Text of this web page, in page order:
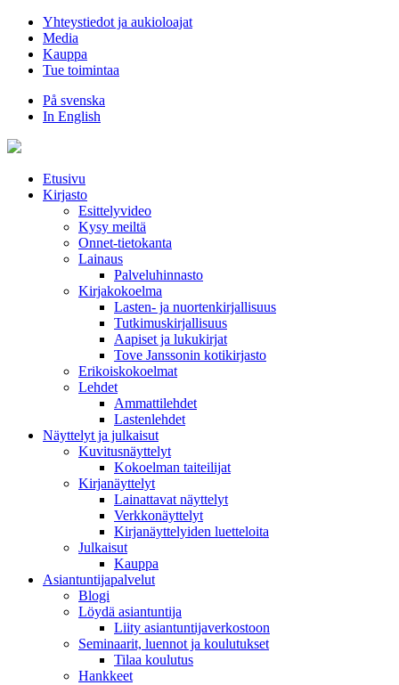
Hyppää
sisältöön
Yhteystiedot ja aukioloajat
Media
Kauppa
Tue toimintaa
På svenska
In English
Etusivu
Kirjasto
Esittelyvideo
Kysy meiltä
Onnet-tietokanta
Lainaus
Palveluhinnasto
Kirjakokoelma
Lasten- ja nuortenkirjallisuus
Tutkimuskirjallisuus
Aapiset ja lukukirjat
Tove Janssonin kotikirjasto
Erikoiskokoelmat
Lehdet
Ammattilehdet
Lastenlehdet
Näyttelyt ja julkaisut
Kuvitusnäyttelyt
Kokoelman taiteilijat
Kirjanäyttelyt
Lainattavat näyttelyt
Verkkonäyttelyt
Kirjanäyttelyiden luetteloita
Julkaisut
Kauppa
Asiantuntija­palvelut
Blogi
Löydä asiantuntija
Liity asiantuntijaverkostoon
Seminaarit, luennot ja koulutukset
Tilaa koulutus
Hankkeet